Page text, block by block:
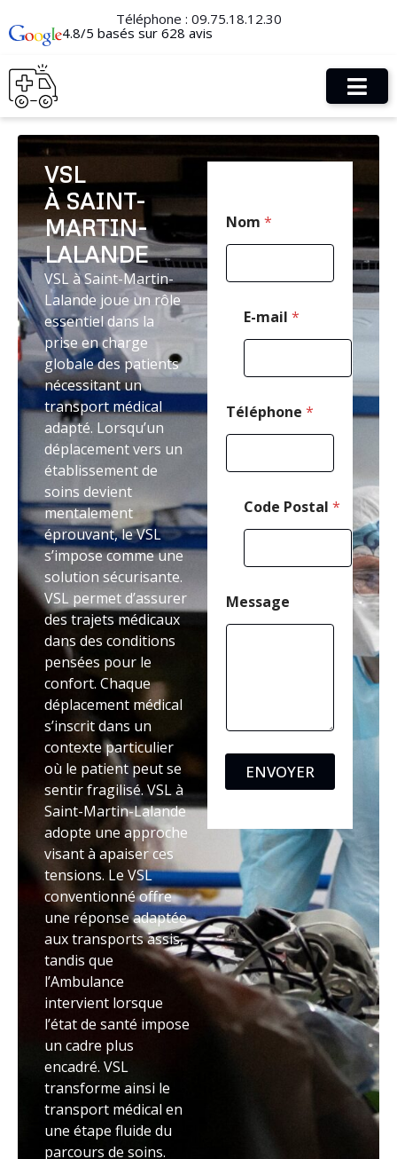
Téléphone : 09.75.18.12.30
4.8/5 basés sur 628 avis
VSL
À SAINT-
MARTIN-
LALANDE
VSL à Saint-Martin-
Lalande joue un rôle
essentiel dans la
prise en charge
globale des patients
nécessitant un
transport médical
adapté. Lorsqu’un
déplacement vers un
établissement de
soins devient
mentalement
éprouvant, le VSL
s’impose comme une
solution sécurisante.
VSL permet d’assurer
des trajets médicaux
dans des conditions
pensées pour le
confort. Chaque
déplacement médical
s’inscrit dans un
contexte particulier
où le patient peut se
sentir fragilisé. VSL à
Saint-Martin-Lalande
adopte une approche
visant à apaiser ces
tensions. Le VSL
conventionné offre
une réponse adaptée
aux transports assis,
tandis que
l’Ambulance
intervient lorsque
l’état de santé impose
un cadre plus
encadré. VSL
transforme ainsi le
transport médical en
une étape fluide du
parcours de soins.
Nom *
E-mail *
Téléphone *
Code Postal *
*
o
m
*
Message
ENVOYER